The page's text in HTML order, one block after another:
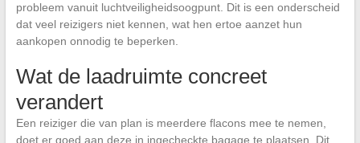
probleem vanuit luchtveiligheidsoogpunt. Dit is een onderscheid
dat veel reizigers niet kennen, wat hen ertoe aanzet hun
aankopen onnodig te beperken.
Wat de laadruimte concreet
verandert
Een reiziger die van plan is meerdere flacons mee te nemen,
doet er goed aan deze in ingecheckte bagage te plaatsen. Dit